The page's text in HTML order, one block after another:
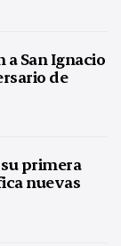
a San Ignacio
de
primera
nuevas